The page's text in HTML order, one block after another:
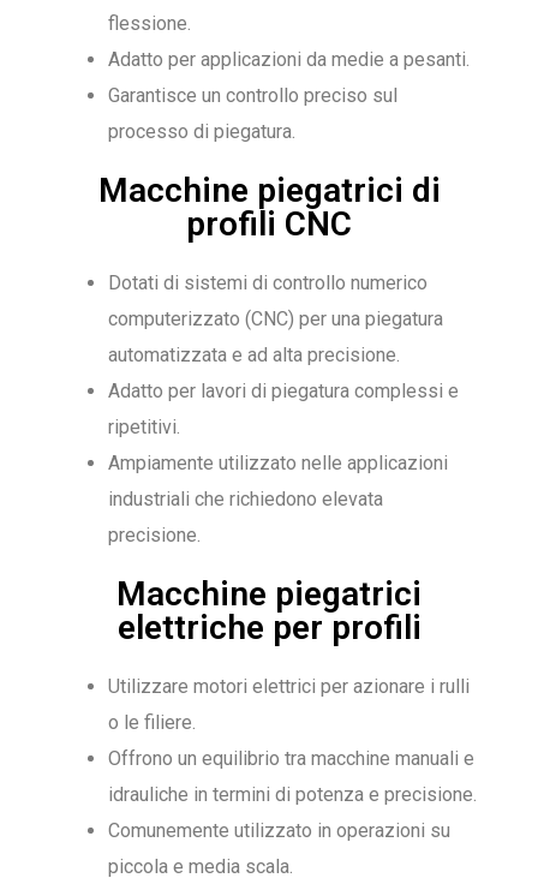
flessione.
Adatto per applicazioni da medie a pesanti.
Garantisce un controllo preciso sul
processo di piegatura.
Macchine piegatrici di
profili CNC
Dotati di sistemi di controllo numerico
computerizzato (CNC) per una piegatura
automatizzata e ad alta precisione.
Adatto per lavori di piegatura complessi e
ripetitivi.
Ampiamente utilizzato nelle applicazioni
industriali che richiedono elevata
precisione.
Macchine piegatrici
elettriche per profili
Utilizzare motori elettrici per azionare i rulli
o le filiere.
Offrono un equilibrio tra macchine manuali e
idrauliche in termini di potenza e precisione.
Comunemente utilizzato in operazioni su
piccola e media scala.